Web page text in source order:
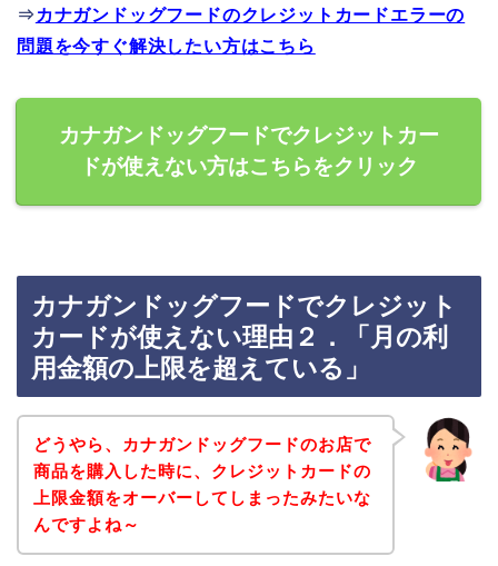
⇒ カナガンドッグフードのクレジットカードエラーの
問題を今すぐ解決したい方はこちら
カナガンドッグフードでクレジットカー
ドが使えない方はこちらをクリック
カナガンドッグフードでクレジット
カードが使えない理由２．「月の利
用金額の上限を超えている」
どうやら、カナガンドッグフードのお店で
商品を購入した時に、クレジットカードの
上限金額をオーバーしてしまったみたいな
んですよね～